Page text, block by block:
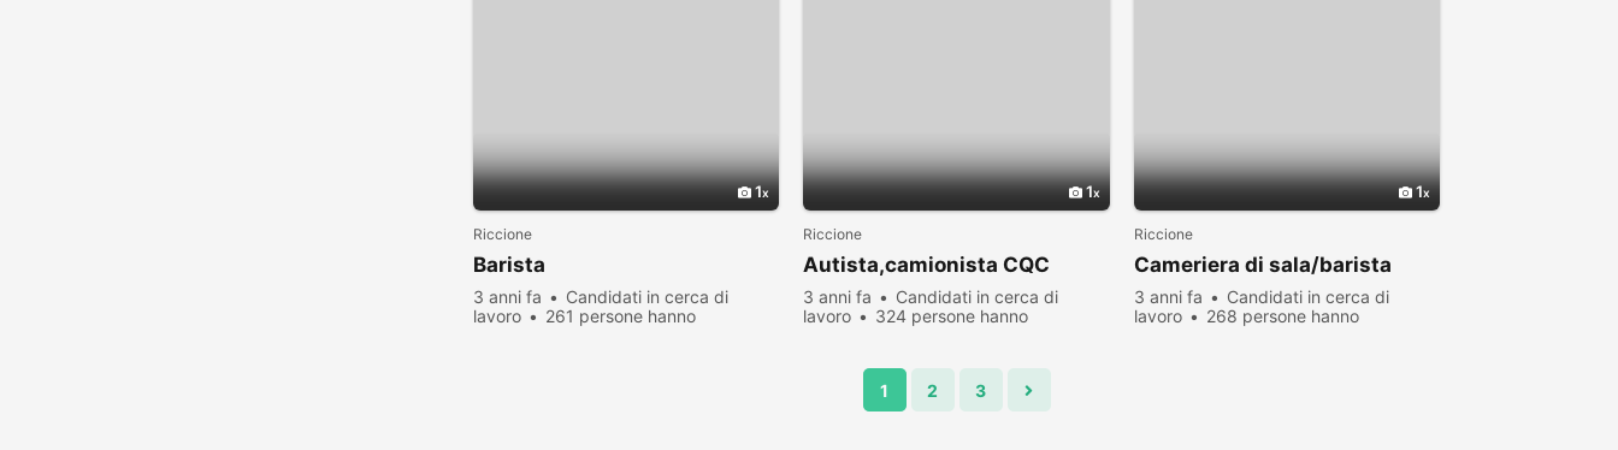
1
Riccione
Barista
3 anni fa
Candidati in cerca di
lavoro
261 persone hanno
1
Riccione
Autista,camionista CQC
3 anni fa
Candidati in cerca di
lavoro
324 persone hanno
1
Riccione
Cameriera di sala/barista
3 anni fa
Candidati in cerca di
lavoro
268 persone hanno
1 2 3